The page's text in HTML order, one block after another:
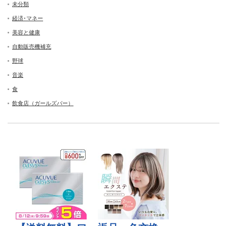
未分類
経済･マネー
美容と健康
自動販売機補充
野球
音楽
食
飲食店（ガールズバー）